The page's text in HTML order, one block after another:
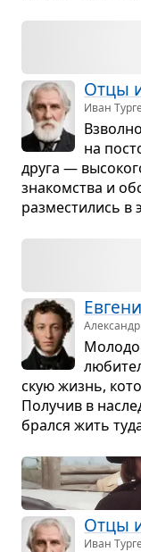
Отцы
Иван
на
друга —
зна­ком­ства и
раз­ме­сти­лись в
скую жизнь,
Полу­чив в
брался жить
Отцы
Иван